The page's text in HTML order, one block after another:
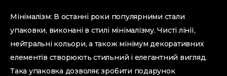
Мінімалізм: В останні роки популярними стали
упаковки, виконані в стилі мінімалізму. Чисті лінії,
нейтральні кольори, а також мінімум декоративних
елементів створюють стильний і елегантний вигляд.
Така упаковка дозволяє зробити подарунок